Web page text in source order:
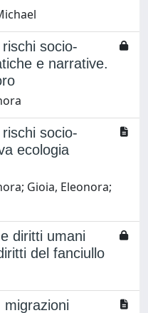
socio-
e narrative.
socio‐
ecologia
Gioia, Eleonora;
diritti umani
del fanciullo
migrazioni